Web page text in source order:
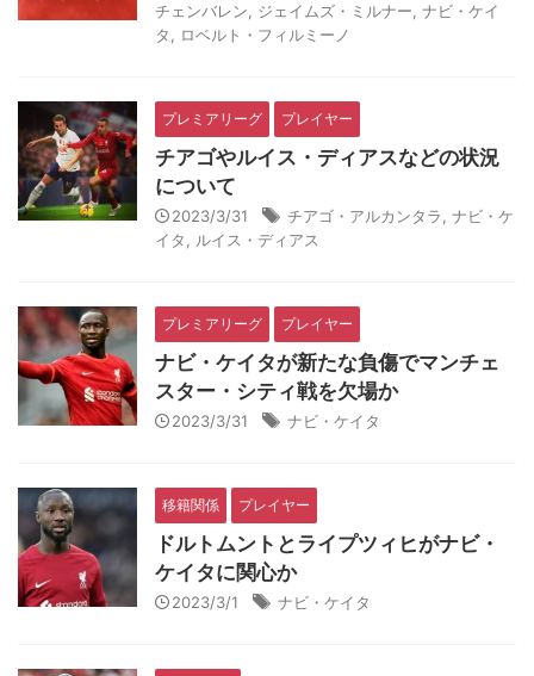
チェンバレン
ジェイムズ・ミルナー ナビ・ケイ
タ
ロベルト・フィルミーノ
プレミアリーグ プレイヤー
チアゴやルイス・ディアスなどの状況
について
2023/3/31 チアゴ・アルカンタラ
ナビ・ケ
イタ
ルイス・ディアス
プレミアリーグ プレイヤー
ナビ・ケイタが新たな負傷でマンチェ
スター・シティ戦を欠場か
2023/3/31 ナビ・ケイタ
移籍関係 プレイヤー
ドルトムントとライプツィヒがナビ・
ケイタに関心か
2023/3/1 ナビ・ケイタ